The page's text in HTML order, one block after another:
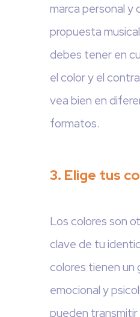
marca personal y
propuesta
debes tener en
el color y el
vea bien en
formatos.
3. Elige tus
Los colores son
clave de tu
colores tienen un
emocional y
pueden